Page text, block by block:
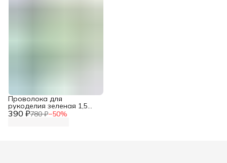
390 ₽780 ₽−50%
Проволока для
рукоделия зеленая 1,5
мм*10 м Astra&Craft